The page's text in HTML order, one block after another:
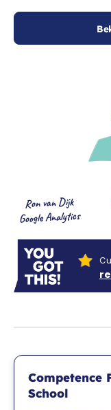
Ron van Dijk
Google Analytics
Competence
School